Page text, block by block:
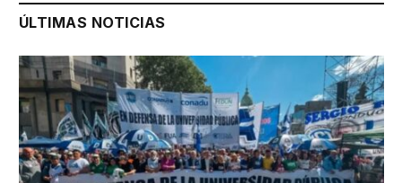
ÚLTIMAS NOTICIAS